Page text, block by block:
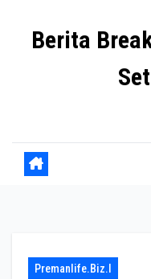
Berita
Premanlife.biz.i